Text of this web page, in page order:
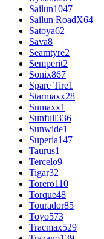
Sailun1047
Sailun RoadX64
Satoya62
Sava8
Seamtyre2
Semperit2
Sonix867
Spare Tire1
Starmaxx28
Sumaxx1
Sunfull336
Sunwide1
Superia147
Taurus1
Tercelo9
Tigar32
Torero110
Torque48
Tourador85
Toyo573
Tracmax529